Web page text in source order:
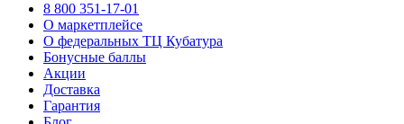
8 800 351-17-01
О маркетплейсе
О федеральных ТЦ Кубатура
Бонусные баллы
Акции
Доставка
Гарантия